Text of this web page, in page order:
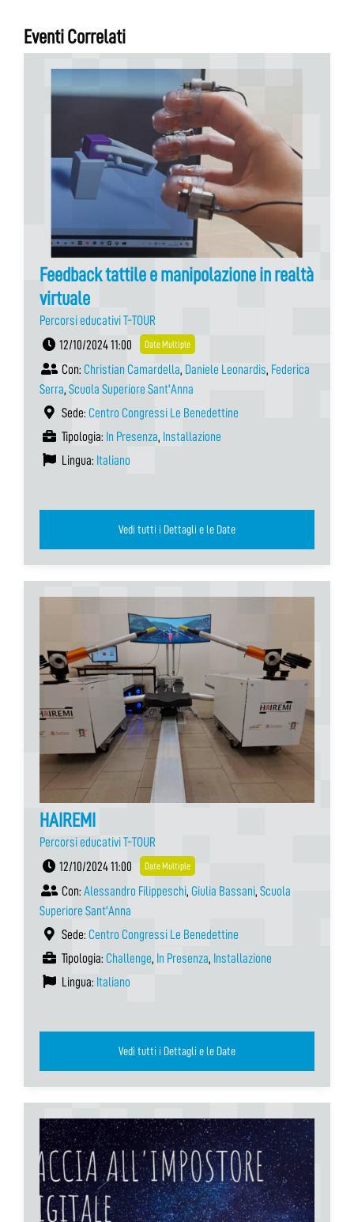
Eventi Correlati
Feedback tattile e manipolazione in realtà
virtuale
Percorsi educativi T-TOUR
12/10/2024 11:00
Date Multiple
Con: Christian Camardella, Daniele Leonardis, Federica
Serra, Scuola Superiore Sant'Anna
Sede: Centro Congressi Le Benedettine
Tipologia: In Presenza, Installazione
Lingua: Italiano
Vedi tutti i Dettagli e le Date
HAIREMI
Percorsi educativi T-TOUR
12/10/2024 11:00
Date Multiple
Con: Alessandro Filippeschi, Giulia Bassani, Scuola
Superiore Sant'Anna
Sede: Centro Congressi Le Benedettine
Tipologia: Challenge, In Presenza, Installazione
Lingua: Italiano
Vedi tutti i Dettagli e le Date